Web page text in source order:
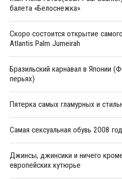
балета «Белоснежка»
Скоро состоится открытие
Atlantis Palm Jumeirah
Бразильский карнавал в Японии
перьях)
Пятерка самых гламурных и
Самая сексуальная обувь 2008
Джинсы, джинсики и ничего
европейских кутюрье